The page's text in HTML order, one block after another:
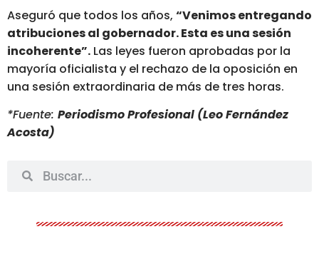
Aseguró que todos los años, “Venimos entregando
atribuciones al gobernador. Esta es una sesión
incoherente”. Las leyes fueron aprobadas por la
mayoría oficialista y el rechazo de la oposición en
una sesión extraordinaria de más de tres horas.
*Fuente: Periodismo Profesional (Leo Fernández
Acosta)